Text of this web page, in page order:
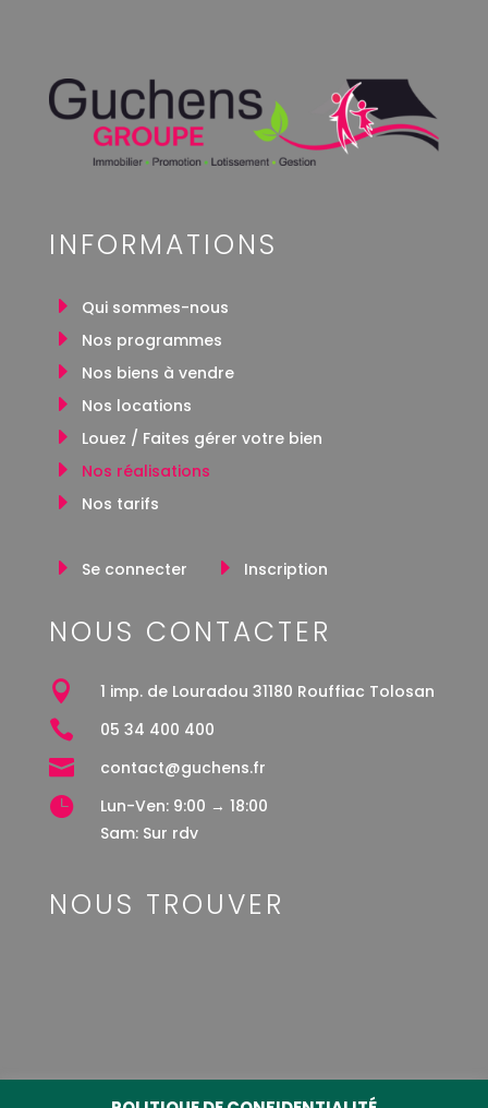
INFORMATIONS
Qui sommes-nous
Nos programmes
Nos biens à vendre
Nos locations
Louez / Faites gérer votre bien
Nos réalisations
Nos tarifs
Se connecter Inscription
NOUS CONTACTER
 1 imp. de Louradou 31180 Rouffiac Tolosan
 05 34 400 400
 contact@guchens.fr

Lun-Ven: 9:00 → 18:00
Sam: Sur rdv
NOUS TROUVER